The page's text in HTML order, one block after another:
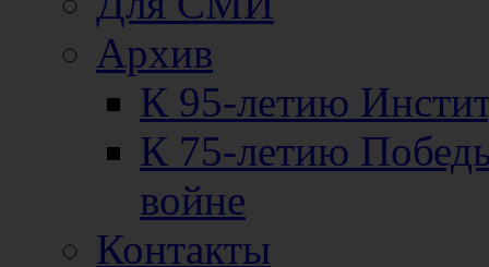
Архив
К 95-летию
К 75-летию
войне
Контакты